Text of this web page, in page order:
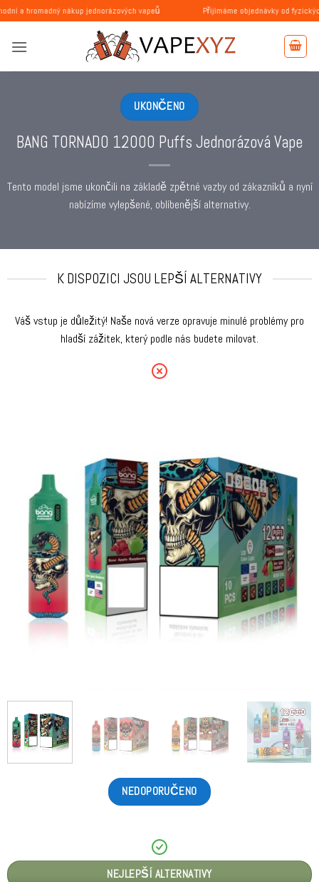
Přeskočit
na
obsah
nákup jednorázových vapeů Přijímáme objednávky od fyzických a
UKONČENO
BANG TORNADO 12000 Puffs Jednorázová Vape
Tento model jsme ukončili na základě zpětné vazby od zákazníků a nyní
nabízíme vylepšené, oblíbenější alternativy.
K DISPOZICI JSOU LEPŠÍ ALTERNATIVY
Váš vstup je důležitý! Naše nová verze opravuje minulé problémy pro
hladší zážitek, který podle nás budete milovat.
NEDOPORUČENO
NEJLEPŠÍ ALTERNATIVY